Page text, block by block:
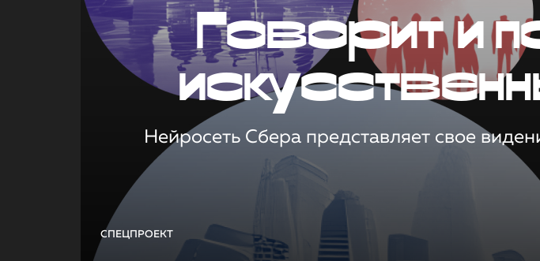
СПЕЦПРОЕКТ
Говорит и
Нейросеть Сбера представляет свое